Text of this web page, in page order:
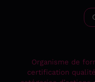
Organisme de
certification